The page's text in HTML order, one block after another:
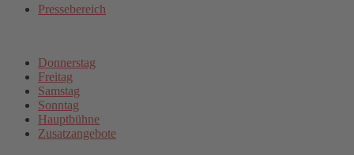
Pressebereich
Donnerstag
Freitag
Samstag
Sonntag
Hauptbühne
Zusatzangebote